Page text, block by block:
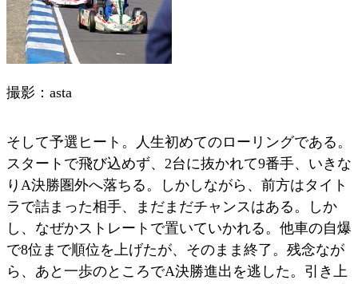
撮影：asta
そして予選ヒート。人生初めてのローリングである。
スタートで飛び込めず、2台に抜かれて9番手、いきな
りA決勝圏外へ落ちる。しかしながら、前方はタイト
ラで詰まった相手、まだまだチャンスはある。しか
し、なぜかストレートで置いていかれる。他車の自爆
で8位まで順位を上げたが、そのまま終了。残念なが
ら、あと一歩のところでA決勝進出を逃した。引き上